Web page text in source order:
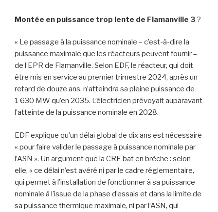
Montée en puissance trop lente de Flamanville 3 ?
« Le passage à la puissance nominale – c’est-à-dire la
puissance maximale que les réacteurs peuvent fournir –
de l’EPR de Flamanville. Selon EDF, le réacteur, qui doit
être mis en service au premier trimestre 2024, après un
retard de douze ans, n’atteindra sa pleine puissance de
1 630 MW qu’en 2035. L’électricien prévoyait auparavant
l’atteinte de la puissance nominale en 2028.
EDF explique qu’un délai global de dix ans est nécessaire
« pour faire valider le passage à puissance nominale par
l’ASN ». Un argument que la CRE bat en brèche : selon
elle, « ce délai n’est avéré ni par le cadre réglementaire,
qui permet à l’installation de fonctionner à sa puissance
nominale à l’issue de la phase d’essais et dans la limite de
sa puissance thermique maximale, ni par l’ASN, qui